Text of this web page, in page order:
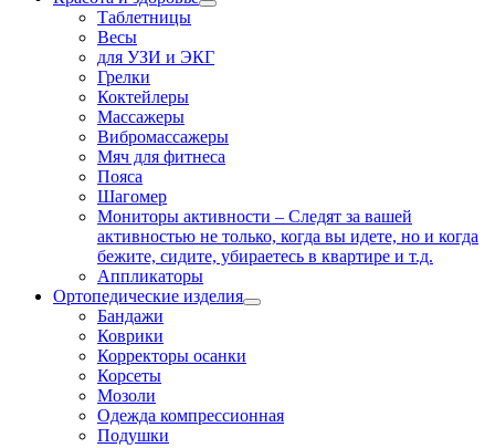
Таблетницы
Весы
для УЗИ и ЭКГ
Грелки
Коктейлеры
Массажеры
Вибромассажеры
Мяч для фитнеса
Пояса
Шагомер
Мониторы активности – Следят за вашей
активностью не только, когда вы идете, но и когда
бежите, сидите, убираетесь в квартире и т.д.
Аппликаторы
Ортопедические изделия
Бандажи
Коврики
Корректоры осанки
Корсеты
Мозоли
Одежда компрессионная
Подушки